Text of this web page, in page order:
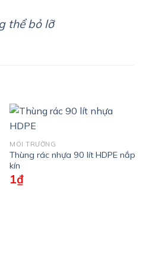
thể bỏ lỡ
MÔI TRƯỜNG
Thùng rác nhựa 90 lít HDPE nắp
kín
1₫